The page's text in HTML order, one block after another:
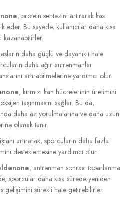
, protein sentezini artırarak kas
eder. Bu sayede, kullanıcılar daha kısa
kazanabilirler.
daha güçlü ve dayanıklı hale
daha ağır antrenmanlar
artırabilmelerine yardımcı olur.
, kırmızı kan hücrelerinin üretimini
taşınmasını sağlar. Bu da,
daha az yorulmalarına ve daha uzun
olanak tanır.
artırarak, sporcuların daha fazla
desteklemesine yardımcı olur.
, antrenman sonrası toparlanma
sporcular daha kısa sürede yeniden
gelişimini sürekli hale getirebilirler.